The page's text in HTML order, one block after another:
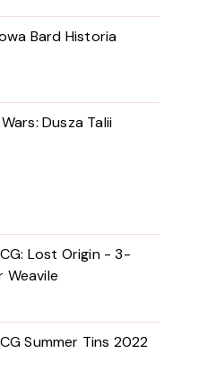
Bard Historia
Dusza Talii
Lost Origin - 3-
Weavile
Summer Tins 2022